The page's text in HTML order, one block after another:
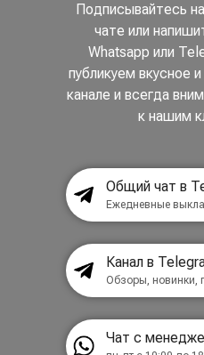
Подписывайтесь
чате или
Whatsapp или
публикуем вкусное
канале и всегда
к нашим
Общий чат в
Ежедневные
Канал в
Обзоры, новинки,
Чат с